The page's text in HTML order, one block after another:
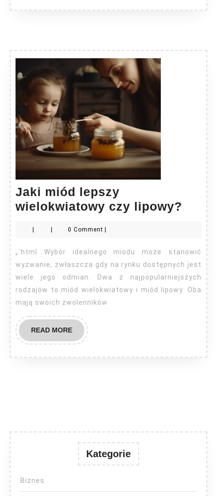
Jaki miód lepszy
wielokwiatowy czy lipowy? Jaki
miód
czy
0 Comment
„`html Wybór idealnego miodu może stanowić
wyzwanie, zwłaszcza gdy na rynku dostępnych jest
wiele jego odmian. Dwa z najpopularniejszych
rodzajów to miód wielokwiatowy i miód lipowy. Oba
mają swoich zwolenników
READ MOREREAD
MORE
Kategorie
Biznes